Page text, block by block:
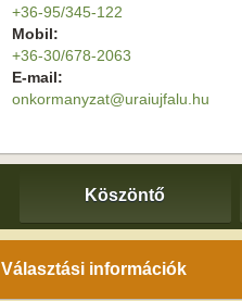
+36-95/345-122
Mobil:
+36-30/678-2063
E-mail:
onkormanyzat@uraiujfalu.hu
Köszöntő
Választási információk